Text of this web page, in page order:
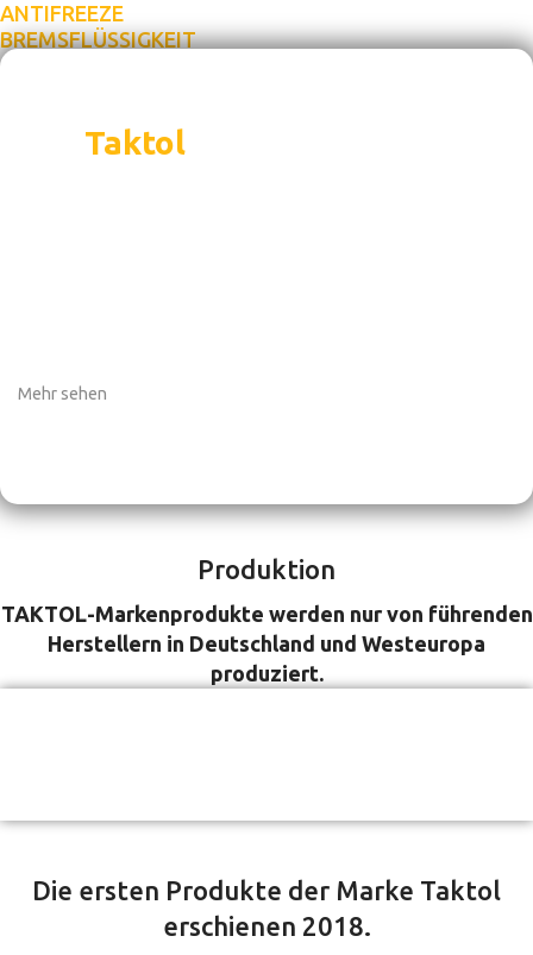
ANTIFREEZE
BREMSFLÜSSIGKEIT
Taktol
Mehr sehen
Produktion
TAKTOL-Markenprodukte werden nur von führenden
Herstellern in Deutschland und Westeuropa
produziert.
Die ersten Produkte der Marke Taktol
erschienen 2018.